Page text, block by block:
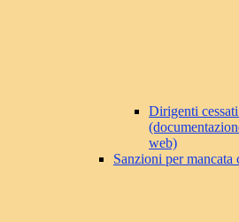
Dirigenti
web)
Sanzioni per